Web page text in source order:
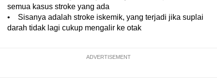
semua kasus stroke yang ada
• Sisanya adalah stroke iskemik, yang terjadi jika suplai
darah tidak lagi cukup mengalir ke otak
ADVERTISEMENT